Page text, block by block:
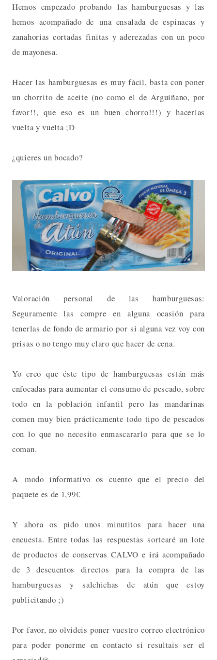
Hemos empezado probando las hamburguesas y las
hemos acompañado de una ensalada de espinacas y
zanahorias cortadas finitas y aderezadas con un poco
de mayonesa.
Hacer las hamburguesas es muy fácil, basta con poner
un chorrito de aceite (no como el de Arguiñano, por
favor!!, que eso es un buen chorro!!!) y hacerlas
vuelta y vuelta ;D
¿quieres un bocado?
Valoración personal de las hamburguesas:
Seguramente las compre en alguna ocasión para
tenerlas de fondo de armario por si alguna vez voy con
prisas o no tengo muy claro que hacer de cena.
Yo creo que éste tipo de hamburguesas están más
enfocadas para aumentar el consumo de pescado, sobre
todo en la población infantil pero las mandarinas
comen muy bien prácticamente todo tipo de pescados
con lo que no necesito enmascararlo para que se lo
coman.
A modo informativo os cuento que el precio del
paquete es de 1,99€
Y ahora os pido unos minutitos para hacer una
encuesta. Entre todas las respuestas sortearé un lote
de productos de conservas CALVO e irá acompañado
de 3 descuentos directos para la compra de las
hamburguesas y salchichas de atún que estoy
publicitando ;)
Por favor, no olvideis poner vuestro correo electrónico
para poder ponerme en contacto si resultais ser el